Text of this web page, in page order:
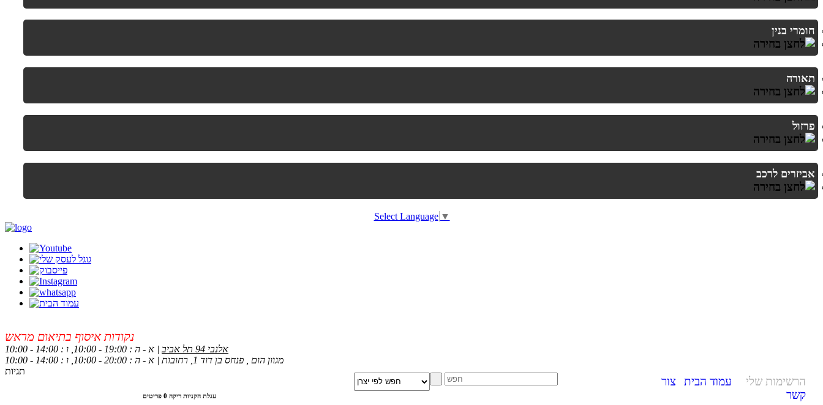
חומרי בנין
תאורה
פרזול
אביזרים לרכב
Select Language ▼
נקודות איסוף בתיאום מראש
אלנבי 94 תל אביב
| א - ה : 19:00 - 10:00, ו : 14:00 - 10:00
מגוון הום , פנחס בן דוד 1, רחובות | א - ה : 20:00 - 10:00, ו : 14:00 - 10:00
הרשימות שלי עמוד הבית
צור
קשר
תגיות
עגלת הקניות ריקה 0 פריטים